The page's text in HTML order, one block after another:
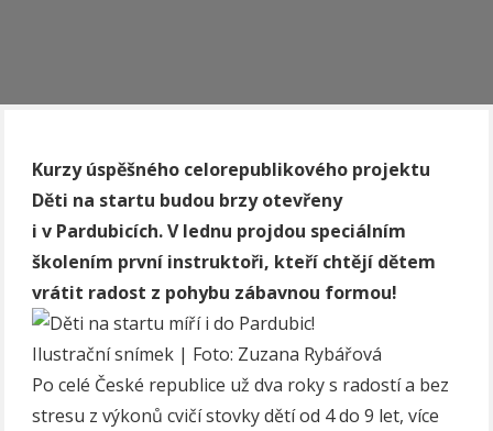
Kurzy úspěšného celorepublikového projektu
Děti na startu budou brzy otevřeny
i v Pardubicích. V lednu projdou speciálním
školením první instruktoři, kteří chtějí dětem
vrátit radost z pohybu zábavnou formou!
Ilustrační snímek | Foto: Zuzana Rybářová
Po celé České republice už dva roky s radostí a bez
stresu z výkonů cvičí stovky dětí od 4 do 9 let, více